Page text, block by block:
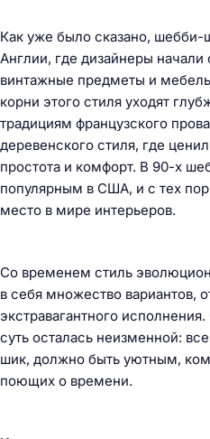
Как уже было сказано,
Англии, где дизайнеры начали
винтажные предметы и
корни этого стиля уходят
традициям французского
деревенского стиля, где
простота и комфорт. В 90-х
популярным в США, и с тех
место в мире интерьеров.
Со временем стиль
в себя множество вариантов,
экстравагантного
суть осталась неизменной:
шик, должно быть уютным,
поющих о времени.